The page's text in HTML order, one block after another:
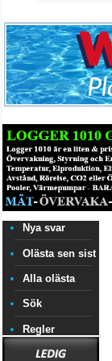
Nya svar
Olästa sen sist
Alla olästa
Sök
Regler